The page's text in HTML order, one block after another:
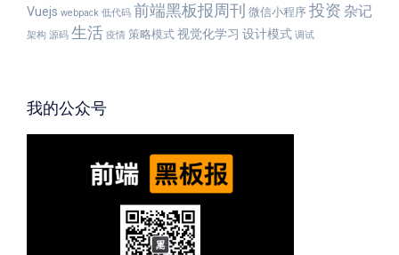
Vuejs webpack 低代码 前端黑板报周刊 微信小程序 投资 杂记
架构 源码 生活 疫情 策略模式 视觉化学习 设计模式 调试
我的公众号